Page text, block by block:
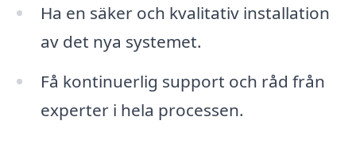
Ha en säker och kvalitativ installation
av det nya systemet.
Få kontinuerlig support och råd från
experter i hela processen.